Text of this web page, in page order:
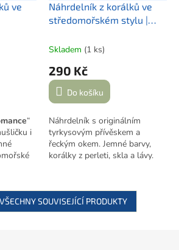
ve
“
i
Náhrdelník z korálků ve
středomořském stylu |
Skladem (1 ks)
290 Kč
Do košíku
Náhrdelník s originálním
tyrkysovým přívěskem a
řeckým okem. Jemné barvy,
korálky z perleti, skla a lávy.
SOUVISEJÍCÍ PRODUKTY